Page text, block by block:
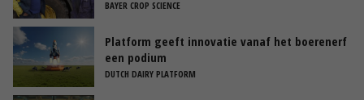
BAYER CROP SCIENCE
Platform geeft innovatie vanaf het boerenerf
een podium
DUTCH DAIRY PLATFORM